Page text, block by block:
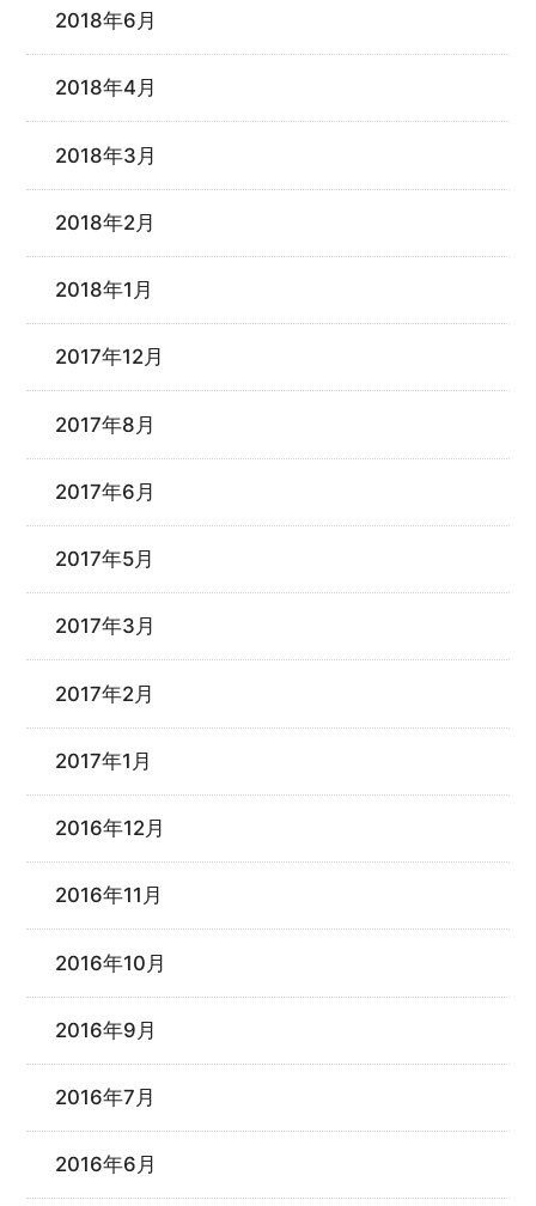
2018年6月
2018年4月
2018年3月
2018年2月
2018年1月
2017年12月
2017年8月
2017年6月
2017年5月
2017年3月
2017年2月
2017年1月
2016年12月
2016年11月
2016年10月
2016年9月
2016年7月
2016年6月